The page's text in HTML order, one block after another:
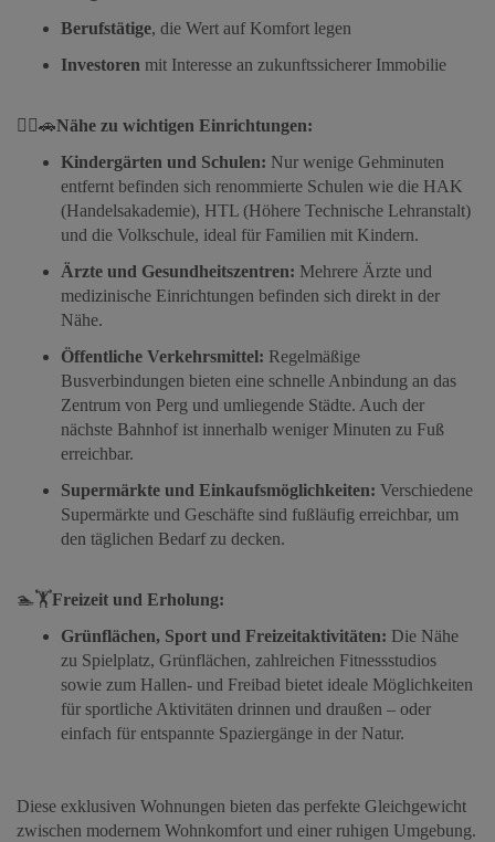
Berufstätige, die Wert auf Komfort legen
Investoren mit Interesse an zukunftssicherer Immobilie
🚶‍♀️🚗Nähe zu wichtigen Einrichtungen:
Kindergärten und Schulen: Nur wenige Gehminuten
entfernt befinden sich renommierte Schulen wie die HAK
(Handelsakademie), HTL (Höhere Technische Lehranstalt)
und die Volkschule, ideal für Familien mit Kindern.
Ärzte und Gesundheitszentren: Mehrere Ärzte und
medizinische Einrichtungen befinden sich direkt in der
Nähe.
Öffentliche Verkehrsmittel: Regelmäßige
Busverbindungen bieten eine schnelle Anbindung an das
Zentrum von Perg und umliegende Städte. Auch der
nächste Bahnhof ist innerhalb weniger Minuten zu Fuß
erreichbar.
Supermärkte und Einkaufsmöglichkeiten: Verschiedene
Supermärkte und Geschäfte sind fußläufig erreichbar, um
den täglichen Bedarf zu decken.
🏊🏋️Freizeit und Erholung:
Grünflächen, Sport und Freizeitaktivitäten: Die Nähe
zu Spielplatz, Grünflächen, zahlreichen Fitnessstudios
sowie zum Hallen- und Freibad bietet ideale Möglichkeiten
für sportliche Aktivitäten drinnen und draußen – oder
einfach für entspannte Spaziergänge in der Natur.
Diese exklusiven Wohnungen bieten das perfekte Gleichgewicht
zwischen modernem Wohnkomfort und einer ruhigen Umgebung.